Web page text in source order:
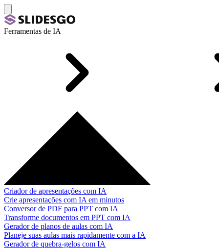
Ferramentas de IA
Criador de apresentações com IA
Crie apresentações com IA em minutos
Conversor de PDF para PPT com IA
Transforme documentos em PPT com IA
Gerador de planos de aulas com IA
Planeje suas aulas mais rapidamente com a IA
Gerador de quebra-gelos com IA